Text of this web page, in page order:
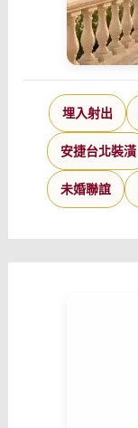
埋入射出
安捷台北裝潢
未婚聯誼